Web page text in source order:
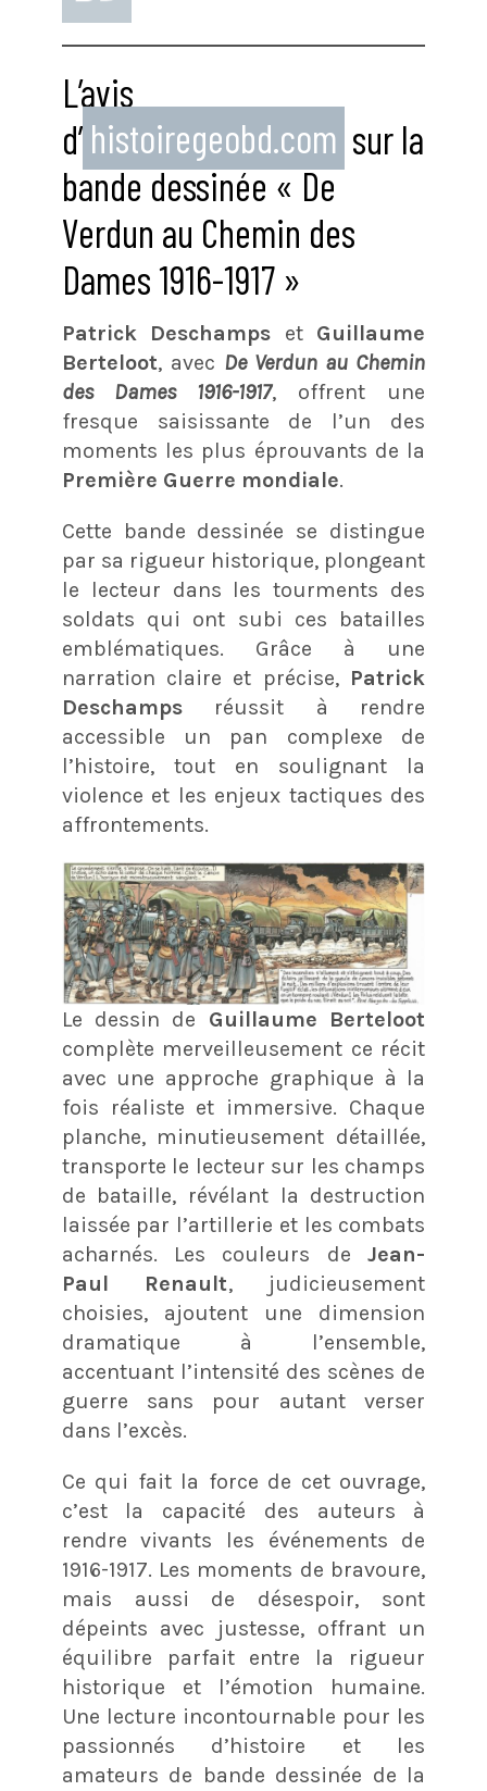
L’avis
d’ histoiregeobd.com sur la
bande dessinée « De
Verdun au Chemin des
Dames 1916-1917 »
Patrick Deschamps et Guillaume
Berteloot, avec De Verdun au Chemin
des Dames 1916-1917, offrent une
fresque saisissante de l’un des
moments les plus éprouvants de la
Première Guerre mondiale.
Cette bande dessinée se distingue
par sa rigueur historique, plongeant
le lecteur dans les tourments des
soldats qui ont subi ces batailles
emblématiques. Grâce à une
narration claire et précise, Patrick
Deschampsréussit à rendre
accessible un pan complexe de
l’histoire, tout en soulignant la
violence et les enjeux tactiques des
affrontements.
Le dessin de Guillaume Berteloot
complète merveilleusement ce récit
avec une approche graphique à la
fois réaliste et immersive. Chaque
planche, minutieusement détaillée,
transporte le lecteur sur les champs
de bataille, révélant la destruction
laissée par l’artillerie et les combats
acharnés. Les couleurs deJean-
Paul Renault, judicieusement
choisies, ajoutent une dimension
dramatique à l’ensemble,
accentuant l’intensité des scènes de
guerre sans pour autant verser
dans l’excès.
Ce qui fait la force de cet ouvrage,
c’est la capacité des auteurs à
rendre vivants les événements de
1916-1917. Les moments de bravoure,
mais aussi de désespoir, sont
dépeints avec justesse, offrant un
équilibre parfait entre la rigueur
historique et l’émotion humaine.
Une lecture incontournable pour les
passionnés d’histoire et les
amateurs de bande dessinée de la